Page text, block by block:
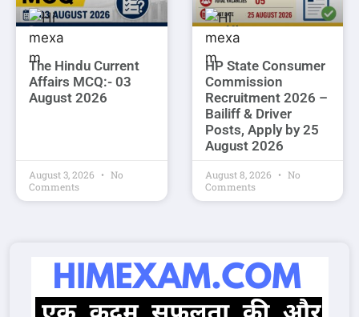
The Hindu Current
Affairs MCQ:- 03
August 2026
August 3, 2026
No
Comments
HP State Consumer
Commission
Recruitment 2026 –
Bailiff & Driver
Posts, Apply by 25
August 2026
August 8, 2026
No
Comments